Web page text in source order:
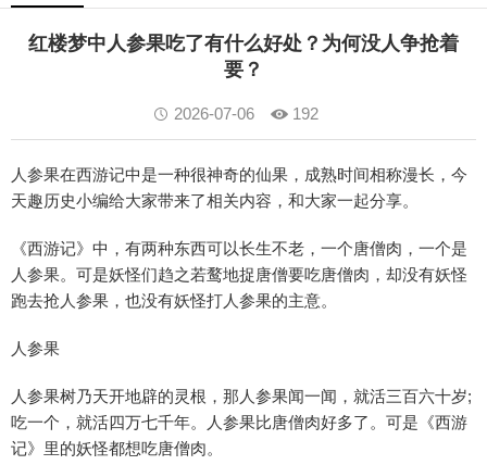
红楼梦中人参果吃了有什么好处？为何没人争抢着
要？
2026-07-06 192
人参果在西游记中是一种很神奇的仙果，成熟时间相称漫长，今
天趣历史小编给大家带来了相关内容，和大家一起分享。
《西游记》中，有两种东西可以长生不老，一个唐僧肉，一个是
人参果。可是妖怪们趋之若鹜地捉唐僧要吃唐僧肉，却没有妖怪
跑去抢人参果，也没有妖怪打人参果的主意。
人参果
人参果树乃天开地辟的灵根，那人参果闻一闻，就活三百六十岁;
吃一个，就活四万七千年。人参果比唐僧肉好多了。可是《西游
记》里的妖怪都想吃唐僧肉。